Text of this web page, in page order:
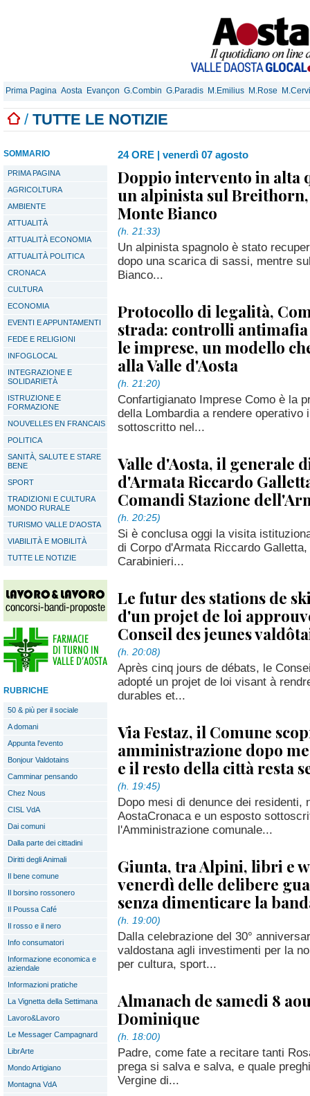
Prima Pagina Aosta Evançon G.Combin G.Paradis M.Emilius M.Rose
/ TUTTE LE NOTIZIE
SOMMARIO
PRIMA PAGINA
AGRICOLTURA
AMBIENTE
ATTUALITÀ
ATTUALITÀ ECONOMIA
ATTUALITÀ POLITICA
CRONACA
CULTURA
ECONOMIA
EVENTI E APPUNTAMENTI
FEDE E RELIGIONI
INFOGLOCAL
INTEGRAZIONE E
SOLIDARIETÀ
ISTRUZIONE E
FORMAZIONE
NOUVELLES EN FRANCAIS
POLITICA
SANITÀ, SALUTE E STARE
BENE
SPORT
TRADIZIONI E CULTURA
MONDO RURALE
TURISMO VALLE D'AOSTA
VIABILITÀ E MOBILITÀ
TUTTE LE NOTIZIE
RUBRICHE
50 & più per il sociale
A domani
Appunta l'evento
Bonjour Valdotains
Camminar pensando
Chez Nous
CISL VdA
Dai comuni
Dalla parte dei cittadini
Diritti degli Animali
Il bene comune
Il borsino rossonero
Il Poussa Café
Il rosso e il nero
Info consumatori
Informazione economica e
aziendale
Informazioni pratiche
La Vignetta della Settimana
Lavoro&Lavoro
Le Messager Campagnard
LibrArte
Mondo Artigiano
Montagna VdA
24 ORE | venerdì 07 agosto
Doppio intervento in alta
un alpinista sul
Monte Bianco
(h. 21:33)
Un alpinista spagnolo è stato
dopo una scarica di sassi, mentre
Bianco...
Protocollo di legalità,
strada: controlli
le imprese, un modello
alla Valle d'Aosta
(h. 21:20)
Confartigianato Imprese Como è la
della Lombardia a rendere operativo
sottoscritto nel...
Valle d'Aosta, il generale
d'Armata Riccardo
Comandi Stazione
(h. 20:25)
Si è conclusa oggi la visita
di Corpo d'Armata Riccardo
Carabinieri...
Le futur des stations de
d'un projet de loi
Conseil des jeunes
(h. 20:08)
Après cinq jours de débats, le
adopté un projet de loi visant à
durables et...
Via Festaz, il Comune
amministrazione dopo
e il resto della città resta
(h. 19:45)
Dopo mesi di denunce dei residenti,
AostaCronaca e un esposto
l'Amministrazione comunale...
Giunta, tra Alpini, libri e
venerdì delle delibere
senza dimenticare la
(h. 19:00)
Dalla celebrazione del 30°
valdostana agli investimenti per la
per cultura, sport...
Almanach de samedi 8
Dominique
(h. 18:00)
Padre, come fate a recitare tanti
prega si salva e salva, e quale
Vergine di...